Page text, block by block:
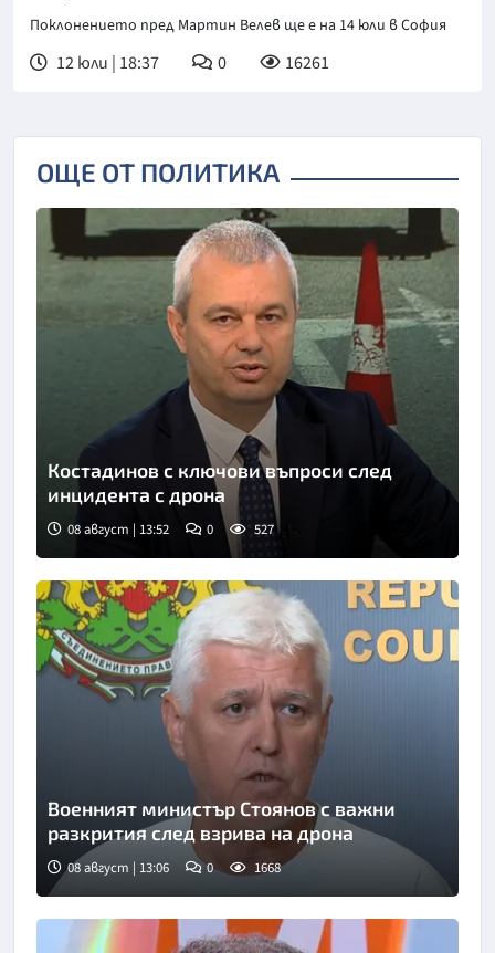
Поклонението пред Мартин Велев ще е на 14 юли в София
12 юли | 18:37 0 16261
ОЩЕ ОТ ПОЛИТИКА
Снимка: Нова телевизия
Костадинов с ключови въпроси след
инцидента с дрона
08 август | 13:52 0 527
Военният министър Стоянов с важни
разкрития след взрива на дрона
08 август | 13:06 0 1668